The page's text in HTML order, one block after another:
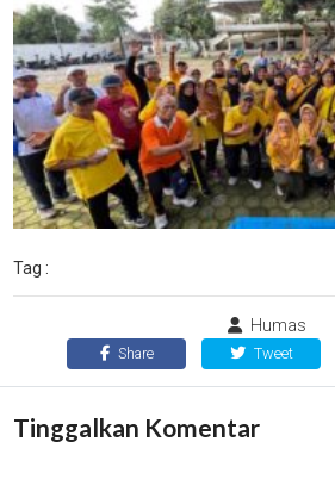
Tag :
Humas
Share Tweet
Tinggalkan Komentar